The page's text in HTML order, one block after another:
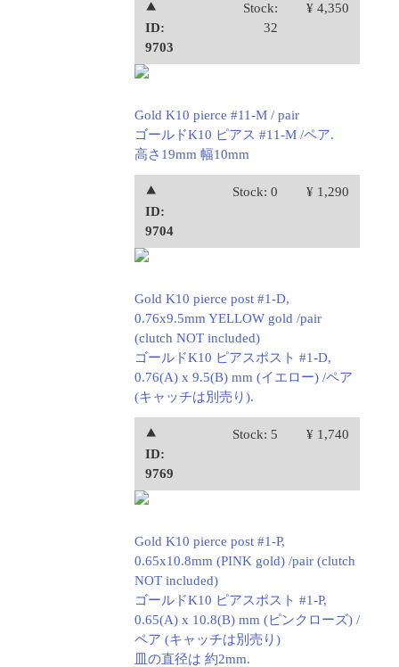
⯅
ID:
9703
Stock:
32
¥ 4,350
Gold K10 pierce #11-M / pair
ゴールドK10 ピアス #11-M /ペア.
高さ19mm 幅10mm
⯅
ID:
9704
Stock: 0 ¥ 1,290
Gold K10 pierce post #1-D,
0.76x9.5mm YELLOW gold /pair
(clutch NOT included)
ゴールドK10 ピアスポスト #1-D,
0.76(A) x 9.5(B) mm (イエロー) /ペア
(キャッチは別売り).
⯅
ID:
9769
Stock: 5 ¥ 1,740
Gold K10 pierce post #1-P,
0.65x10.8mm (PINK gold) /pair (clutch
NOT included)
ゴールドK10 ピアスポスト #1-P,
0.65(A) x 10.8(B) mm (ピンクローズ) /
ペア (キャッチは別売り)
皿の直径は 約2mm.